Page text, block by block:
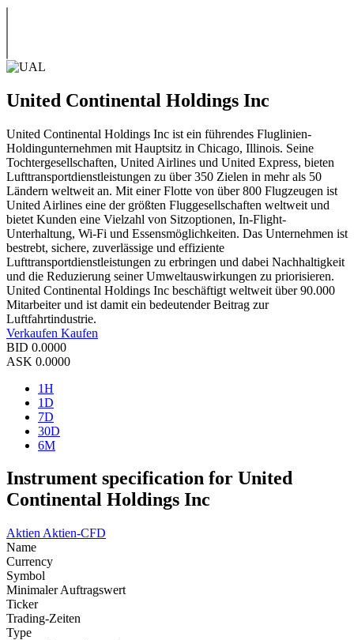
United Continental Holdings Inc
United Continental Holdings Inc ist ein führendes Fluglinien-
Holdingunternehmen mit Hauptsitz in Chicago, Illinois. Seine
Tochtergesellschaften, United Airlines und United Express, bieten
Lufttransportdienstleistungen zu über 350 Zielen in mehr als 50
Ländern weltweit an. Mit einer Flotte von über 800 Flugzeugen ist
United Airlines eine der größten Fluggesellschaften weltweit und
bietet Kunden eine Vielzahl von Sitzoptionen, In-Flight-
Unterhaltung, Wi-Fi und Essensmöglichkeiten. Das Unternehmen ist
bestrebt, sichere, zuverlässige und effiziente
Lufttransportdienstleistungen zu erbringen und dabei Nachhaltigkeit
und die Reduzierung seiner Umweltauswirkungen zu priorisieren.
United Continental Holdings Inc beschäftigt weltweit über 90.000
Mitarbeiter und ist damit ein bedeutender Beitrag zur
Luftfahrtindustrie.
Verkaufen Kaufen
BID 0.0000
ASK 0.0000
1H
1D
7D
30D
6M
Instrument specification for United
Continental Holdings Inc
Aktien Aktien-CFD
Name
Currency
Symbol
Minimaler Auftragswert
Ticker
Trading-Zeiten
Type